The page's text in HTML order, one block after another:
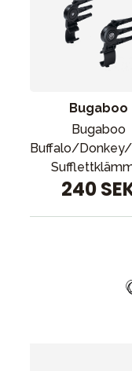
Bugaboo
Bugaboo
Buffalo/Donkey/
240
Sol och
Kontakta oss